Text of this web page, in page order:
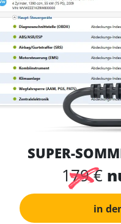
SUPER-
179 €
in